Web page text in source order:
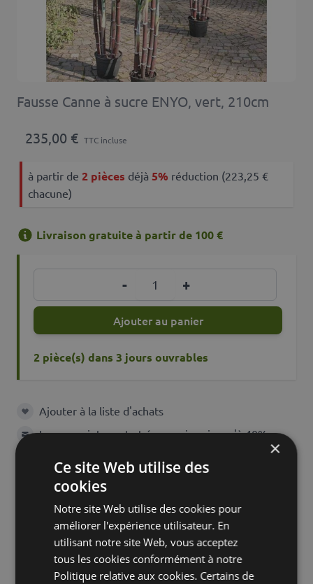
Fausse Canne à sucre ENYO, vert, 210cm
235,00 € TTC incluse
à partir de 2 pièces déjà 5% réduction (223,25 €
chacune)
Livraison gratuite à partir de 100 €
- +
Ajouter au panier
2 pièce(s) dans 3 jours ouvrables
Ajouter à la liste d'achats
Ajouter à la liste d'achats
Louez maintenant et économisez jusqu'à 40%
Caractéristiques Description
SKU
23168
×
Ce site Web utilise des
cookies
Notre site Web utilise des cookies pour
améliorer l'expérience utilisateur. En
utilisant notre site Web, vous acceptez
tous les cookies conformément à notre
Politique relative aux cookies. Certains de